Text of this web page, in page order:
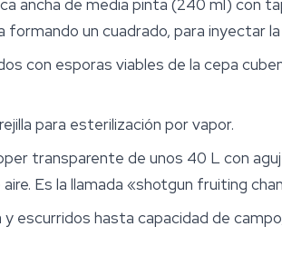
ancha de media pinta (240 ml) con
un cuadrado, para inyectar
con esporas viables de la cepa
para esterilización por vapor.
transparente de unos 40 L con
Es la llamada «shotgun fruiting
escurridos hasta capacidad de